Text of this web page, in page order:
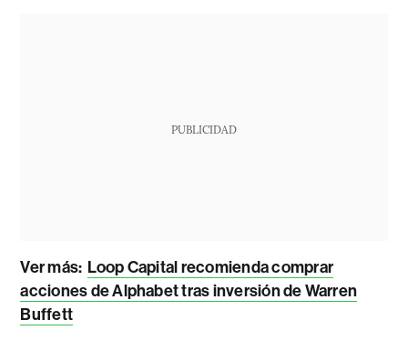
PUBLICIDAD
Ver más: Loop Capital recomienda comprar
acciones de Alphabet tras inversión de Warren
Buffett